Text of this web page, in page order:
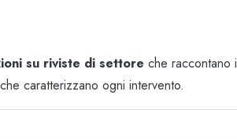
su riviste di settore che raccontano i
caratterizzano ogni intervento.